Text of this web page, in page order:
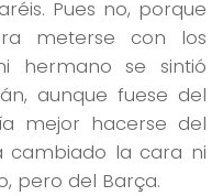
Pues no, porque
meterse con los
hermano se sintió
aunque fuese del
mejor hacerse del
cambiado la cara ni
pero del Barça.